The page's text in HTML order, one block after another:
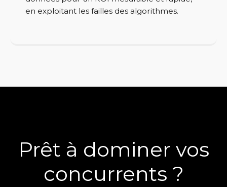
en exploitant les failles des algorithmes.
Prêt à dominer vos
concurrents ?